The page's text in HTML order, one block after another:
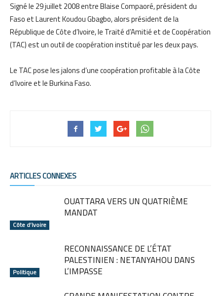
Signé le 29 juillet 2008 entre Blaise Compaoré, président du
Faso et Laurent Koudou Gbagbo, alors président de la
République de Côte d’Ivoire, le Traité d’Amitié et de Coopération
(TAC) est un outil de coopération institué par les deux pays.
Le TAC pose les jalons d’une coopération profitable à la Côte
d’Ivoire et le Burkina Faso.
ARTICLES CONNEXES
Côte d’Ivoire
OUATTARA VERS UN QUATRIÈME
MANDAT
Politique
RECONNAISSANCE DE L’ÉTAT
PALESTINIEN : NETANYAHOU DANS
L’IMPASSE